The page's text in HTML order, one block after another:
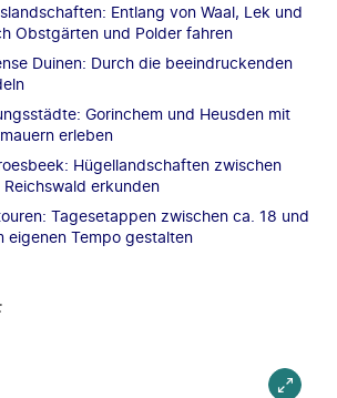
Entlang von Waal, Lek und
Obstgärten und Polder fahren
Duinen: Durch die beeindruckenden
Gorinchem und Heusden mit
erleben
Hügellandschaften zwischen
Reichswald erkunden
Tagesetappen zwischen ca. 18 und
eigenen Tempo gestalten